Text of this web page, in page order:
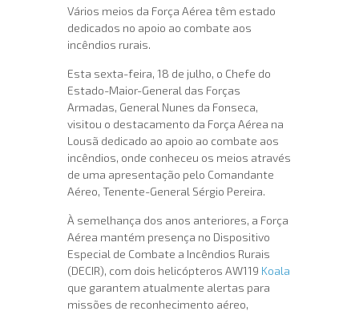
Vários meios da Força Aérea têm estado
dedicados no apoio ao combate aos
incêndios rurais.
Esta sexta-feira, 18 de julho, o Chefe do
Estado-Maior-General das Forças
Armadas, General Nunes da Fonseca,
visitou o destacamento da Força Aérea na
Lousã dedicado ao apoio ao combate aos
incêndios, onde conheceu os meios através
de uma apresentação pelo Comandante
Aéreo, Tenente-General Sérgio Pereira.
À semelhança dos anos anteriores, a Força
Aérea mantém presença no Dispositivo
Especial de Combate a Incêndios Rurais
(DECIR), com dois helicópteros AW119 Koala
que garantem atualmente alertas para
missões de reconhecimento aéreo,